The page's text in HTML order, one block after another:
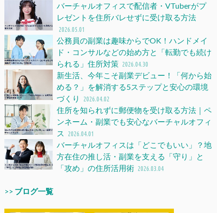
バーチャルオフィスで配信者・VTuberがプ
レゼントを住所バレせずに受け取る方法
2026.05.01
公務員の副業は趣味からでOK！ハンドメイ
ド・コンサルなどの始め方と「転勤でも続け
られる」住所対策 2026.04.30
新生活、今年こそ副業デビュー！「何から始
める？」を解消する5ステップと安心の環境
づくり
2026.04.02
住所を知られずに郵便物を受け取る方法｜ペ
ンネーム・副業でも安心なバーチャルオフィ
ス
2026.04.01
バーチャルオフィスは「どこでもいい」？地
方在住の推し活・副業を支える「守り」と
「攻め」の住所活用術 2026.03.04
>> ブログ一覧